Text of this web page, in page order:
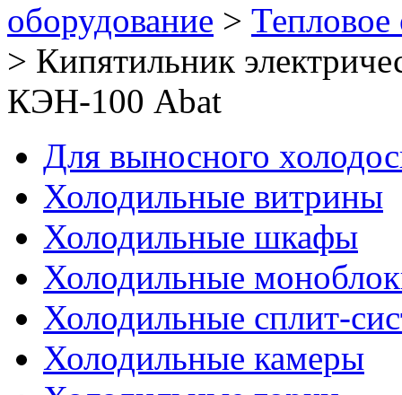
оборудование > Тепловое
> Кипятильник
КЭН-100 Abat
Для выносного
Холодильные витрины
Холодильные шкафы
Холодильные
Холодильные сплит-
Холодильные камеры